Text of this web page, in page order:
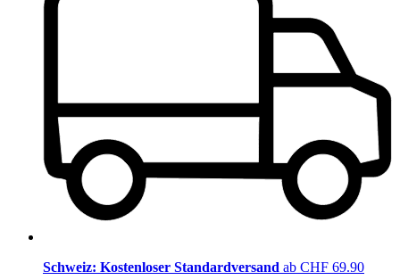
Schweiz: Kostenloser Standardversand ab CHF 69.90